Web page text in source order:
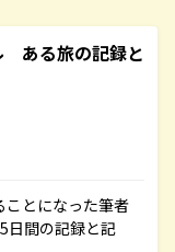
ある旅の記録と
ことになった筆者
日間の記録と記